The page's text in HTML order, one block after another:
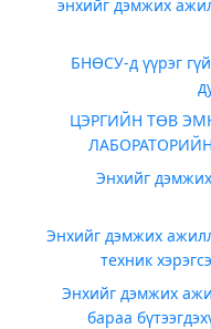
энхийг дэмжих
БНӨСУ-д үүрэг
ЦЭРГИЙН ТӨВ
Энхийг
Энхийг дэмжих
техник
Энхийг дэмжих
бараа